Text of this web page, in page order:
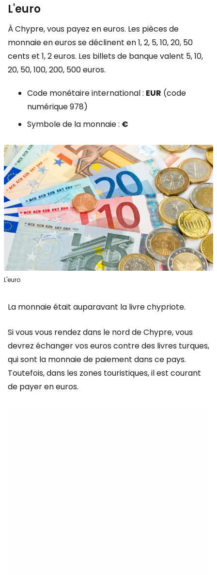
L'euro
À Chypre, vous payez en euros. Les pièces de
monnaie en euros se déclinent en 1, 2, 5, 10, 20, 50
cents et 1, 2 euros. Les billets de banque valent 5, 10,
20, 50, 100, 200, 500 euros.
Code monétaire international : EUR (code
numérique 978)
Symbole de la monnaie : €
L'euro
La monnaie était auparavant la livre chypriote.
Si vous vous rendez dans le nord de Chypre, vous
devrez échanger vos euros contre des livres turques,
qui sont la monnaie de paiement dans ce pays.
Toutefois, dans les zones touristiques, il est courant
de payer en euros.